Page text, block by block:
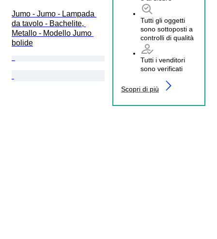
Tutti gli oggetti
sono sottoposti a
controlli di qualità
Tutti i venditori
sono verificati
Scopri di più
Jumo - Jumo - Lampada
da tavolo - Bachelite,
Metallo - Modello Jumo
bolide